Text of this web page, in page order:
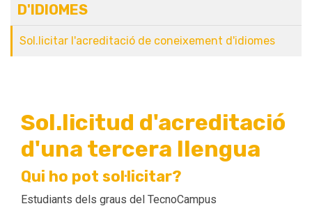
D'IDIOMES
Sol.licitar l'acreditació de coneixement d'idiomes
Sol.licitud d'acreditació
d'una tercera llengua
Qui ho pot sol·licitar?
Estudiants dels graus del TecnoCampus